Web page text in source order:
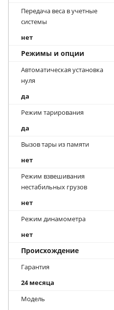
Передача веса в учетные
системы
нет
Режимы и опции
Автоматическая установка
нуля
да
Режим тарирования
да
Вызов тары из памяти
нет
Режим взвешивания
нестабильных грузов
нет
Режим динамометра
нет
Происхождение
Гарантия
24 месяца
Модель